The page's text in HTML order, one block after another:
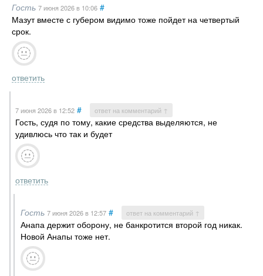
Гость 7 июня 2026в 10:06 #
Мазут вместе с губером видимо тоже пойдет на четвертый
срок.
ответить
7 июня 2026в 12:52 # ответ на комментарий ↑
Гость, судя по тому, какие средства выделяются, не
удивлюсь что так и будет
ответить
Гость 7 июня 2026в 12:57 # ответ на комментарий ↑
Анапа держит оборону, не банкротится второй год никак.
Новой Анапы тоже нет.